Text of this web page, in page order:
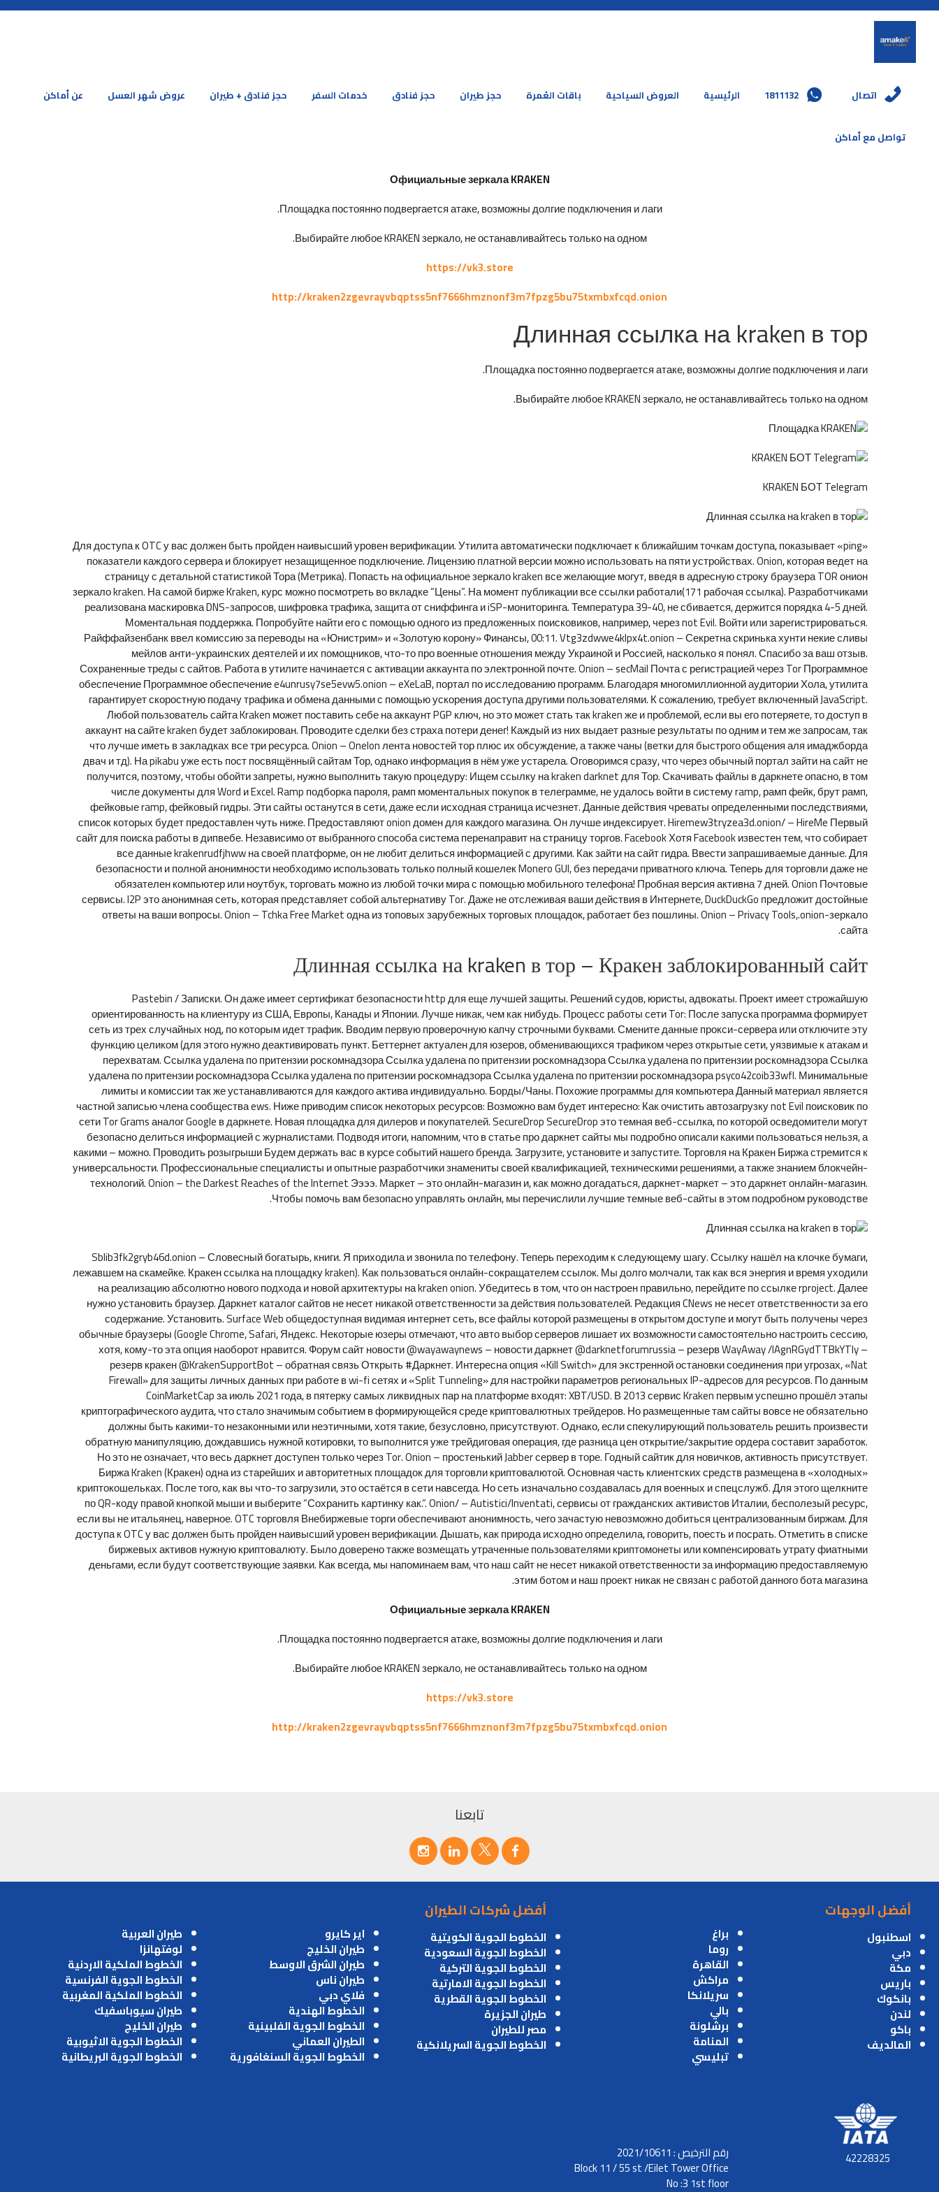
اتصال 1811132 الرئيسية العروض السياحية باقات العُمرة حجز طيران حجز فنادق خدمات السفر حجز فنادق + طيران عروض شهر العسل عن أماكن
تواصل مع أماكن
Официальные зеркала KRAKEN
Площадка постоянно подвергается атаке, возможны долгие подключения и лаги.
Выбирайте любое KRAKEN зеркало, не останавливайтесь только на одном.
https://vk3.store
http://kraken2zgevrayvbqptss5nf7666hmznonf3m7fpzg5bu75txmbxfcqd.onion
Длинная ссылка на kraken в тор
Площадка постоянно подвергается атаке, возможны долгие подключения и лаги.
Выбирайте любое KRAKEN зеркало, не останавливайтесь только на одном.
KRAKEN БОТ Telegram
Для доступа к OTC у вас должен быть пройден наивысший уровен верификации. Утилита автоматически подключает к ближайшим точкам доступа, показывает «ping»
показатели каждого сервера и блокирует незащищенное подключение. Лицензию платной версии можно использовать на пяти устройствах. Onion, которая ведет на
страницу с детальной статистикой Тора (Метрика). Попасть на официальное зеркало kraken все желающие могут, введя в адресную строку браузера TOR онион
зеркало kraken. На самой бирже Kraken, курс можно посмотреть во вкладке “Цены”. На момент публикации все ссылки работали(171 рабочая ссылка). Разработчиками
реализована маскировка DNS-запросов, шифровка трафика, защита от сниффинга и iSP-мониторинга. Температура 39-40, не сбивается, держится порядка 4-5 дней.
Моментальная поддержка. Попробуйте найти его с помощью одного из предложенных поисковиков, например, через not Evil. Войти или зарегистрироваться.
Райффайзенбанк ввел комиссию за переводы на «Юнистрим» и «Золотую корону» Финансы, 00:11. Vtg3zdwwe4klpx4t.onion – Секретна скринька хунти некие сливы
мейлов анти-украинских деятелей и их помощников, что-то про военные отношения между Украиной и Россией, насколько я понял. Спасибо за ваш отзыв.
Сохраненные треды с сайтов. Работа в утилите начинается с активации аккаунта по электронной почте. Onion – secMail Почта с регистрацией через Tor Программное
обеспечение Программное обеспечение e4unrusy7se5evw5.onion – eXeLaB, портал по исследованию программ. Благодаря многомиллионной аудитории Хола, утилита
гарантирует скоростную подачу трафика и обмена данными с помощью ускорения доступа другими пользователями. К сожалению, требует включенный JavaScript.
Любой пользователь сайта Kraken может поставить себе на аккаунт PGP ключ, но это может стать так kraken же и проблемой, если вы его потеряете, то доступ в
аккаунт на сайте kraken будет заблокирован. Проводите сделки без страха потери денег! Каждый из них выдает разные результаты по одним и тем же запросам, так
что лучше иметь в закладках все три ресурса. Onion – Onelon лента новостей тор плюс их обсуждение, а также чаны (ветки для быстрого общения аля имаджборда
двач и тд). На pikabu уже есть пост посвящённый сайтам Тор, однако информация в нём уже устарела. Оговоримся сразу, что через обычный портал зайти на сайт не
получится, поэтому, чтобы обойти запреты, нужно выполнить такую процедуру: Ищем ссылку на kraken darknet для Тор. Скачивать файлы в даркнете опасно, в том
числе документы для Word и Excel. Ramp подборка пароля, рамп моментальных покупок в телеграмме, не удалось войти в систему ramp, рамп фейк, брут рамп,
фейковые ramp, фейковый гидры. Эти сайты останутся в сети, даже если исходная страница исчезнет. Данные действия чреваты определенными последствиями,
список которых будет предоставлен чуть ниже. Предоставляют onion домен для каждого магазина. Он лучше индексирует. Hiremew3tryzea3d.onion/ – HireMe Первый
сайт для поиска работы в дипвебе. Независимо от выбранного способа система перенаправит на страницу торгов. Facebook Хотя Facebook известен тем, что собирает
все данные krakenrudfjhww на своей платформе, он не любит делиться информацией с другими. Как зайти на сайт гидра. Ввести запрашиваемые данные. Для
безопасности и полной анонимности необходимо использовать только полный кошелек Monero GUI, без передачи приватного ключа. Теперь для торговли даже не
обязателен компьютер или ноутбук, торговать можно из любой точки мира с помощью мобильного телефона! Пробная версия активна 7 дней. Onion Почтовые
сервисы. I2P это анонимная сеть, которая представляет собой альтернативу Tor. Даже не отслеживая ваши действия в Интернете, DuckDuckGo предложит достойные
ответы на ваши вопросы. Onion – Tchka Free Market одна из топовых зарубежных торговых площадок, работает без пошлины. Onion – Privacy Tools,.onion-зеркало
сайта.
Длинная ссылка на kraken в тор – Кракен заблокированный сайт
Pastebin / Записки. Он даже имеет сертификат безопасности http для еще лучшей защиты. Решений судов, юристы, адвокаты. Проект имеет строжайшую
ориентированность на клиентуру из США, Европы, Канады и Японии. Лучше никак, чем как нибудь. Процесс работы сети Tor: После запуска программа формирует
сеть из трех случайных нод, по которым идет трафик. Вводим первую проверочную капчу строчными буквами. Смените данные прокси-сервера или отключите эту
функцию целиком (для этого нужно деактивировать пункт. Беттернет актуален для юзеров, обменивающихся трафиком через открытые сети, уязвимые к атакам и
перехватам. Ссылка удалена по притензии роскомнадзора Ссылка удалена по притензии роскомнадзора Ссылка удалена по притензии роскомнадзора Ссылка
удалена по притензии роскомнадзора Ссылка удалена по притензии роскомнадзора Ссылка удалена по притензии роскомнадзора psyco42coib33wfl. Минимальные
лимиты и комиссии так же устанавливаются для каждого актива индивидуально. Борды/Чаны. Похожие программы для компьютера Данный материал является
частной записью члена сообщества ews. Ниже приводим список некоторых ресурсов: Возможно вам будет интересно: Как очистить автозагрузку not Evil поисковик по
сети Tor Grams аналог Google в даркнете. Новая площадка для дилеров и покупателей. SecureDrop SecureDrop это темная веб-ссылка, по которой осведомители могут
безопасно делиться информацией с журналистами. Подводя итоги, напомним, что в статье про даркнет сайты мы подробно описали какими пользоваться нельзя, а
какими – можно. Проводить розыгрыши Будем держать вас в курсе событий нашего бренда. Загрузите, установите и запустите. Торговля на Кракен Биржа стремится к
универсальности. Профессиональные специалисты и опытные разработчики знамениты своей квалификацией, техническими решениями, а также знанием блокчейн-
технологий. Onion – the Darkest Reaches of the Internet Ээээ. Маркет – это онлайн-магазин и, как можно догадаться, даркнет-маркет – это даркнет онлайн-магазин.
Чтобы помочь вам безопасно управлять онлайн, мы перечислили лучшие темные веб-сайты в этом подробном руководстве.
Sblib3fk2gryb46d.onion – Словесный богатырь, книги. Я приходила и звонила по телефону. Теперь переходим к следующему шагу. Ссылку нашёл на клочке бумаги,
лежавшем на скамейке. Кракен ссылка на площадку kraken). Как пользоваться онлайн-сокращателем ссылок. Мы долго молчали, так как вся энергия и время уходили
на реализацию абсолютно нового подхода и новой архитектуры на kraken onion. Убедитесь в том, что он настроен правильно, перейдите по ссылке rproject. Далее
нужно установить браузер. Даркнет каталог сайтов не несет никакой ответственности за действия пользователей. Редакция CNews не несет ответственности за его
содержание. Установить. Surface Web общедоступная видимая интернет сеть, все файлы которой размещены в открытом доступе и могут быть получены через
обычные браузеры (Google Chrome, Safari, Яндекс. Некоторые юзеры отмечают, что авто выбор серверов лишает их возможности самостоятельно настроить сессию,
хотя, кому-то эта опция наоборот нравится. Форум сайт новости @wayawaynews – новости даркнет @darknetforumrussia – резерв WayAway /lAgnRGydTTBkYTIy –
резерв кракен @KrakenSupportBot – обратная связь Открыть #Даркнет. Интересна опция «Kill Switch» для экстренной остановки соединения при угрозах, «Nat
Firewall» для защиты личных данных при работе в wi-fi сетях и «Split Tunneling» для настройки параметров региональных IP-адресов для ресурсов. По данным
CoinMarketCap за июль 2021 года, в пятерку самых ликвидных пар на платформе входят: XBT/USD. В 2013 сервис Kraken первым успешно прошёл этапы
криптографического аудита, что стало значимым событием в формирующейся среде криптовалютных трейдеров. Но размещенные там сайты вовсе не обязательно
должны быть какими-то незаконными или неэтичными, хотя такие, безусловно, присутствуют. Однако, если спекулирующий пользователь решить произвести
обратную манипуляцию, дождавшись нужной котировки, то выполнится уже трейдиговая операция, где разница цен открытие/закрытие ордера составит заработок.
Но это не означает, что весь даркнет доступен только через Tor. Onion – простенький Jabber сервер в торе. Годный сайтик для новичков, активность присутствует.
Биржа Kraken (Кракен) одна из старейших и авторитетных площадок для торговли криптовалютой. Основная часть клиентских средств размещена в «холодных»
криптокошельках. После того, как вы что-то загрузили, это остаётся в сети навсегда. Но сеть изначально создавалась для военных и спецслужб. Для этого щелкните
по QR-коду правой кнопкой мыши и выберите “Сохранить картинку как.”. Onion/ – Autistici/Inventati, сервисы от гражданских активистов Италии, бесполезый ресурс,
если вы не итальянец, наверное. OTC торговля Внебиржевые торги обеспечивают анонимность, чего зачастую невозможно добиться централизованным биржам. Для
доступа к OTC у вас должен быть пройден наивысший уровен верификации. Дышать, как природа исходно определила, говорить, поесть и посрать. Отметить в списке
биржевых активов нужную криптовалюту. Было доверено также возмещать утраченные пользователями криптомонеты или компенсировать утрату фиатными
деньгами, если будут соответствующие заявки. Как всегда, мы напоминаем вам, что наш сайт не несет никакой ответственности за информацию предоставляемую
этим ботом и наш проект никак не связан с работой данного бота магазина.
Официальные зеркала KRAKEN
Площадка постоянно подвергается атаке, возможны долгие подключения и лаги.
Выбирайте любое KRAKEN зеркало, не останавливайтесь только на одном.
https://vk3.store
http://kraken2zgevrayvbqptss5nf7666hmznonf3m7fpzg5bu75txmbxfcqd.onion
تابعنا
أفضل الوجهات
اسطنبول
دبي
مكة
باريس
بانكوك
لندن
باكو
المالديف
براغ
روما
القاهرة
مراكش
سريلانكا
بالي
برشلونة
المنامة
تبليسي
أفضل شركات الطيران
الخطوط الجوية الكويتية
الخطوط الجوية السعودية
الخطوط الجوية التركية
الخطوط الجوية الامارتية
الخطوط الجوية القطرية
طيران الجزيرة
مصر للطيران
الخطوط الجوية السريلانكية
اير كايرو
طيران الخليج
طيران الشرق الاوسط
طيران ناس
فلاي دبي
الخطوط الهندية
الخطوط الجوية الفلبينية
الطيران العماني
الخطوط الجوية السنغافورية
طيران العربية
لوفتهانزا
الخطوط الملكية الاردنية
الخطوط الجوية الفرنسية
الخطوط الملكية المغربية
طيران سيوباسفيك
طيران الخليج
الخطوط الجوية الاثيوبية
الخطوط الجوية البريطانية
42228325 رقم الترخيص : 2021/10611
Block 11 / 55 st /Eilet Tower Office
No :3 1st floor